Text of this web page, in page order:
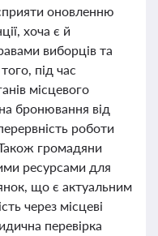
оновленню
хоча є й
виборців та
під час
місцевого
бронювання від
роботи
громадяни
ресурсами для
що є актуальним
через місцеві
перевірка